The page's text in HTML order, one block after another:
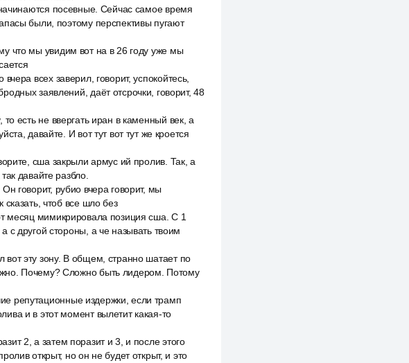
посевные. Сейчас самое время
были, поэтому перспективы пугают
что мы увидим вот на в 26 году уже мы
всех заверил, говорит, успокойтесь,
заявлений, даёт отсрочки, говорит, 48
есть не ввергать иран в каменный век, а
давайте. И вот тут вот тут же кроется
сша закрыли армус ий пролив. Так, а
давайте разбло.
говорит, рубио вчера говорит, мы
чтоб все шло без
месяц мимикрировала позиция сша. С 1
с другой стороны, а че называть твоим
вот эту зону. В общем, странно шатает по
Почему? Сложно быть лидером. Потому
репутационные издержки, если трамп
и в этот момент вылетит какая-то
2, а затем поразит и 3, и после этого
открыт, но он не будет открыт, и это